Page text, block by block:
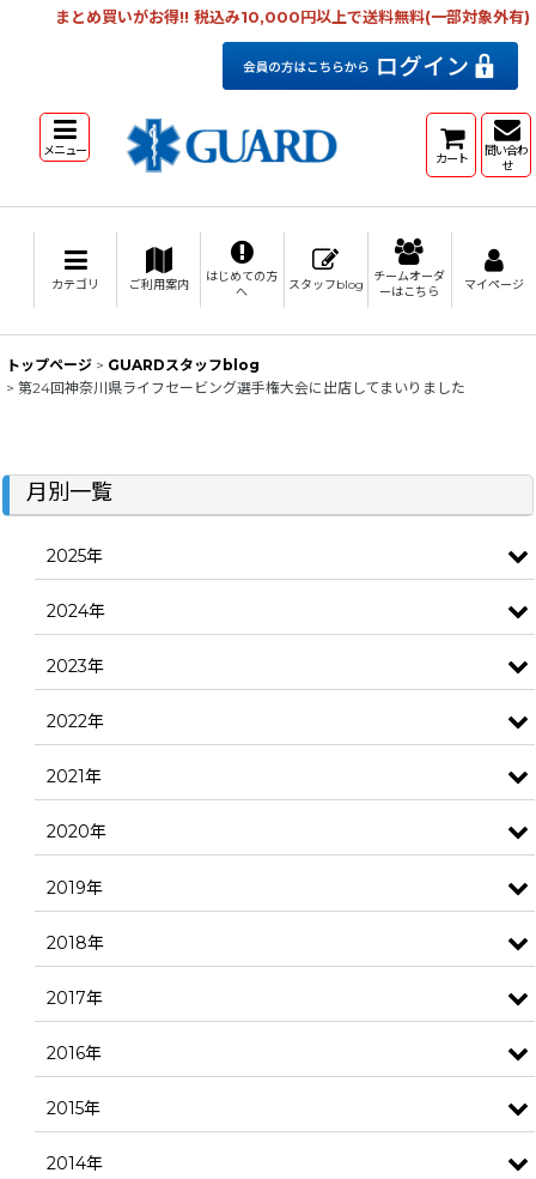
まとめ買いがお得!! 税込み10,000円以上で送料無料(一部対象外有)
メニュー カート
問い合わ
せ
カテゴリ ご利用案内
はじめての方
へ
スタッフblog
チームオーダ
ーはこちら
マイページ
トップページ > GUARDスタッフblog
> 第24回神奈川県ライフセービング選手権大会に出店してまいりました
月別一覧
2025年
2024年
2023年
2022年
2021年
2020年
2019年
2018年
2017年
2016年
2015年
2014年